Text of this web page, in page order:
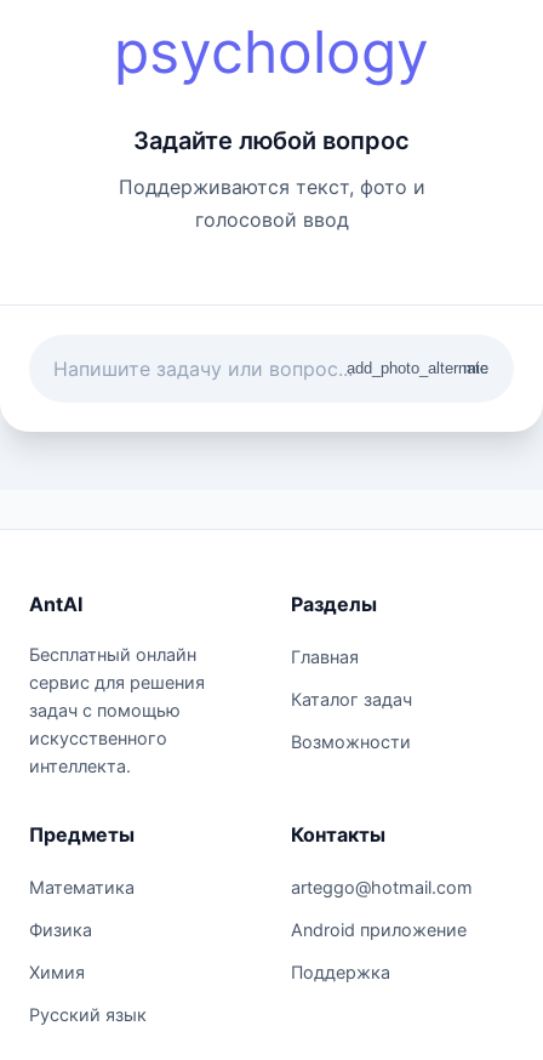
psychology
Задайте любой вопрос
Поддерживаются текст, фото и
голосовой ввод
add_photo_alternate
mic
AntAI
Бесплатный онлайн
сервис для решения
задач с помощью
искусственного
интеллекта.
Разделы
Главная
Каталог задач
Возможности
Предметы
Математика
Физика
Химия
Русский язык
Контакты
arteggo@hotmail.com
Android приложение
Поддержка